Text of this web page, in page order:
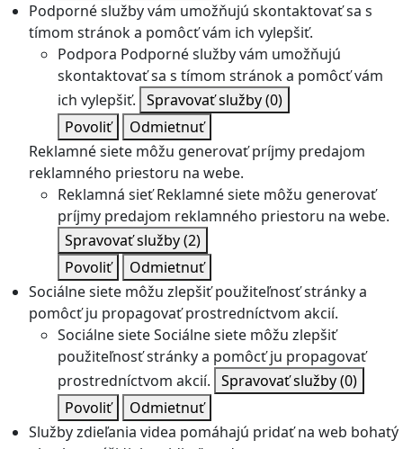
Podporné služby vám umožňujú skontaktovať sa s
tímom stránok a pomôcť vám ich vylepšiť.
Podpora Podporné služby vám umožňujú
skontaktovať sa s tímom stránok a pomôcť vám
ich vylepšiť. Spravovať služby(0)
Povoliť
Odmietnuť
Reklamné siete môžu generovať príjmy predajom
reklamného priestoru na webe.
Reklamná sieť Reklamné siete môžu generovať
príjmy predajom reklamného priestoru na webe.
Spravovať služby(2)
Povoliť
Odmietnuť
Sociálne siete môžu zlepšiť použiteľnosť stránky a
pomôcť ju propagovať prostredníctvom akcií.
Sociálne sieteSociálne siete môžu zlepšiť
použiteľnosť stránky a pomôcť ju propagovať
prostredníctvom akcií. Spravovať služby(0)
Povoliť
Odmietnuť
Služby zdieľania videa pomáhajú pridať na web bohatý